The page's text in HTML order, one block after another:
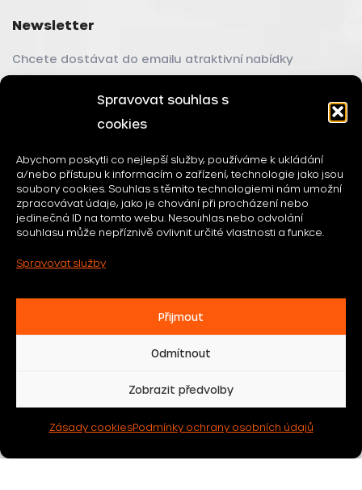
Spravovat souhlas s
cookies
Abychom poskytli co nejlepší služby, používáme k ukládání
a/nebo přístupu k informacím o zařízení, technologie jako jsou
soubory cookies. Souhlas s těmito technologiemi nám umožní
zpracovávat údaje, jako je chování při procházení nebo
jedinečná ID na tomto webu. Nesouhlas nebo odvolání
souhlasu může nepříznivě ovlivnit určité vlastnosti a funkce.
Spravovat služby
Přijmout
Odmítnout
Zobrazit předvolby
Zásady cookiesPodmínky ochrany osobních údajů
Newsletter
Chcete dostávat do emailu atraktivní nabídky
Souhlasím se zpracováním osobních údajů
felicityhotels.cz ©2026
Všeobecné obchodní podmínky
Group
Akceptujeme benefitní programy